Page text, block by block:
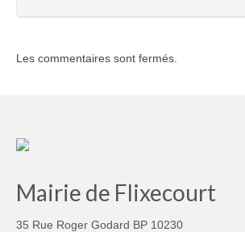
Les commentaires sont fermés.
Mairie de Flixecourt
35 Rue Roger Godard BP 10230